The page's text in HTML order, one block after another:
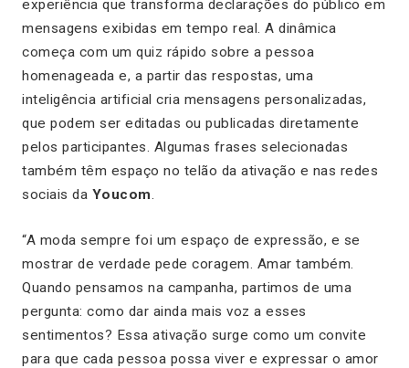
experiência que transforma declarações do público em
mensagens exibidas em tempo real. A dinâmica
começa com um quiz rápido sobre a pessoa
homenageada e, a partir das respostas, uma
inteligência artificial cria mensagens personalizadas,
que podem ser editadas ou publicadas diretamente
pelos participantes. Algumas frases selecionadas
também têm espaço no telão da ativação e nas redes
sociais da Youcom.
“A moda sempre foi um espaço de expressão, e se
mostrar de verdade pede coragem. Amar também.
Quando pensamos na campanha, partimos de uma
pergunta: como dar ainda mais voz a esses
sentimentos? Essa ativação surge como um convite
para que cada pessoa possa viver e expressar o amor